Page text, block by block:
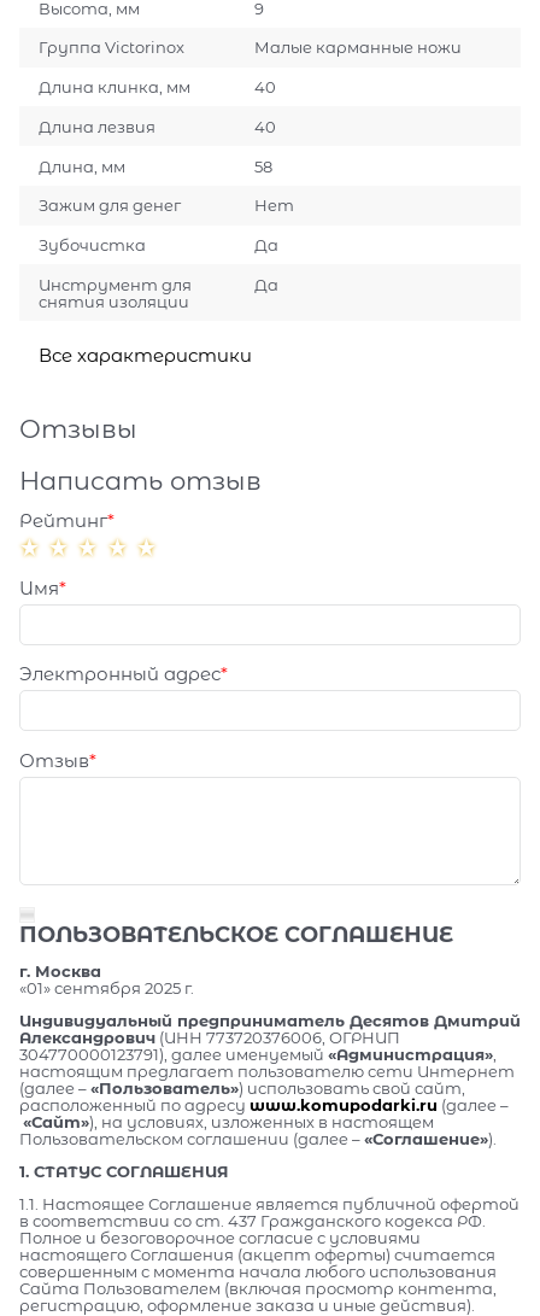
Высота, мм 9
Группа Victorinox Малые карманные ножи
Длина клинка, мм 40
Длина лезвия 40
Длина, мм 58
Зажим для денег Нет
Зубочистка Да
Инструмент для
снятия изоляции
Да
Все характеристики
Отзывы
Написать отзыв
Рейтинг
Имя
Электронный адрес
Отзыв
ПОЛЬЗОВАТЕЛЬСКОЕ СОГЛАШЕНИЕ
г. Москва
«01» сентября 2025 г.
Индивидуальный предприниматель Десятов Дмитрий
Александрович (ИНН 773720376006, ОГРНИП
304770000123791), далее именуемый «Администрация»
настоящим предлагает пользователю сети Интернет
(далее –«Пользователь») использовать свой сайт,
расположенный по адресу www.komupodarki.ru (далее –
«Сайт»), на условиях, изложенных в настоящем
Пользовательском соглашении (далее –«Соглашение»).
1. СТАТУС СОГЛАШЕНИЯ
1.1. Настоящее Соглашение является публичной офертой
в соответствии со ст. 437 Гражданского кодекса РФ.
Полное и безоговорочное согласие с условиями
настоящего Соглашения (акцепт оферты) считается
совершенным с момента начала любого использования
Сайта Пользователем (включая просмотр контента,
регистрацию, оформление заказа и иные действия).